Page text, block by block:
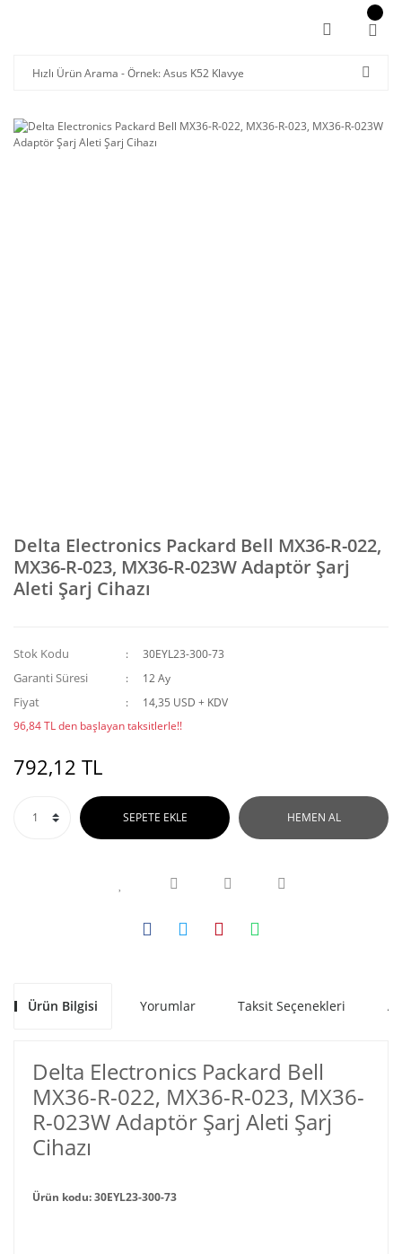
Delta Electronics Packard Bell MX36-R-022,
MX36-R-023, MX36-R-023W Adaptör Şarj
Aleti Şarj Cihazı
Stok Kodu 30EYL23-300-73
Garanti Süresi 12 Ay
Fiyat
14,35 USD + KDV
96,84 TL den başlayan taksitlerle!!
792,12 TL
SEPETE EKLE HEMEN AL
Ürün Bilgisi Yorumlar Taksit Seçenekleri
Delta Electronics Packard Bell
MX36-R-022, MX36-R-023, MX36-
R-023W Adaptör Şarj Aleti Şarj
Cihazı
Ürün kodu: 30EYL23-300-73